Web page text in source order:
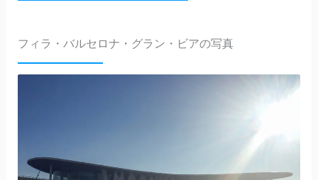
フィラ・バルセロナ・グラン・ビアの写真